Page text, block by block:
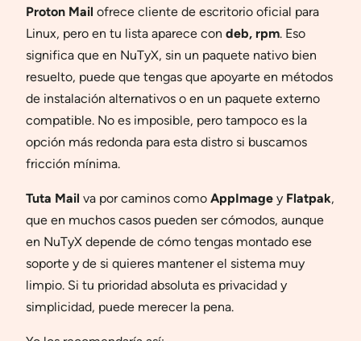
Proton Mail ofrece cliente de escritorio oficial para
Linux, pero en tu lista aparece con deb, rpm. Eso
significa que en NuTyX, sin un paquete nativo bien
resuelto, puede que tengas que apoyarte en métodos
de instalación alternativos o en un paquete externo
compatible. No es imposible, pero tampoco es la
opción más redonda para esta distro si buscamos
fricción mínima.
Tuta Mail va por caminos como AppImage y Flatpak,
que en muchos casos pueden ser cómodos, aunque
en NuTyX depende de cómo tengas montado ese
soporte y de si quieres mantener el sistema muy
limpio. Si tu prioridad absoluta es privacidad y
simplicidad, puede merecer la pena.